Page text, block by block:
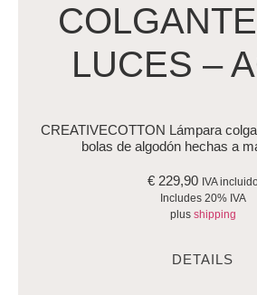
LUCES –
CREATIVECOTTON Lámpara
bolas de algodón hechas a
€229,90 IVA
Includes 20% IVA
plus shipping
DETAILS